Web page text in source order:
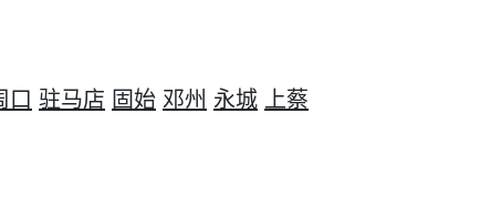
口 驻马店 固始 邓州 永城 上蔡